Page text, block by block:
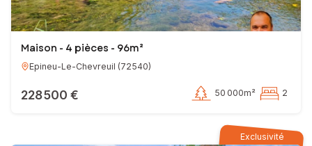
Maison - 4 pièces - 96m²
Epineu-Le-Chevreuil (72540)
228 500 € 50 000m² 2
Exclusivité